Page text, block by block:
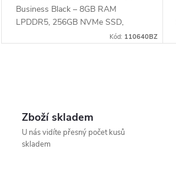
Business Black – 8GB RAM
LPDDR5, 256GB NVMe SSD,
čtyřjádrový AMD Ryzen™ 3 7320U
Kód: 110640BZ
Zboží skladem
U nás vidíte přesný počet kusů
skladem